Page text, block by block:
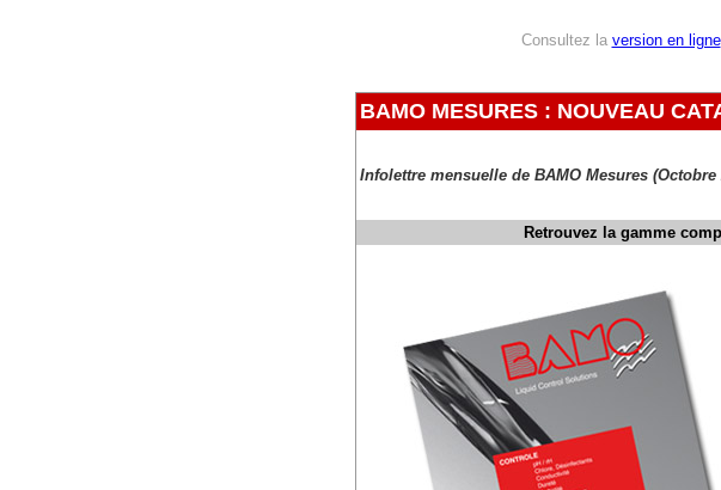
Consultez la version en ligne
BAMO MESURES : NOUVEAU
Infolettre mensuelle de BAMO Mesures
Retrouvez la gamme